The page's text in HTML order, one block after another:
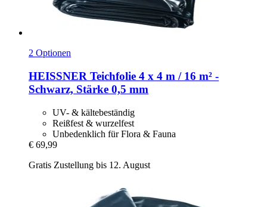
2 Optionen
HEISSNER Teichfolie 4 x 4 m / 16 m² -​
Schwarz, Stärke 0,5 mm
UV- & kältebeständig
Reißfest & wurzelfest
Unbedenklich für Flora & Fauna
€ 69,99
Gratis Zustellung bis 12. August